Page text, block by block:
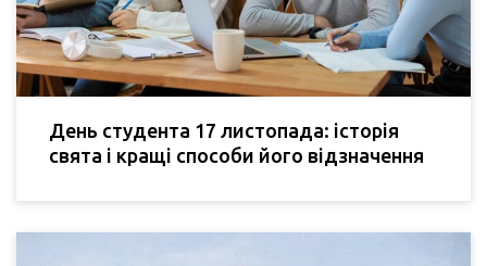
День студента 17 листопада: історія
свята і кращі способи його відзначення